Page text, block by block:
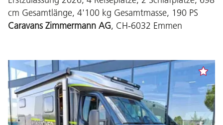
cm Gesamtlänge, 4'100 kg Gesamtmasse, 190 PS
Caravans Zimmermann AG, CH-6032 Emmen